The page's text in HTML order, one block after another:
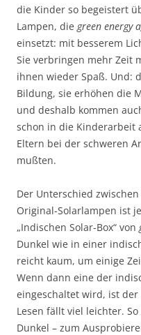
die Kinder so begeistert
Lampen, die green energy
einsetzt: mit besserem
Sie ver­bringen mehr Zeit
ihnen wieder Spaß. Und:
Bildung, sie erhöhen die
und deshalb kommen
schon in die Kinderarbeit
Eltern bei der schweren
mußten.
Der Unterschied
Original-Solarlampen ist
„Indischen Solar-Box“ von
Dunkel wie in einer
reicht kaum, um einige
Wenn dann eine der
eingeschalt­et wird, ist
Lesen fällt viel leichter.
Dunkel – zum